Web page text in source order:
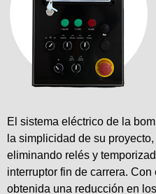
El sistema eléctrico de la
la simplicidad de su
eliminando relés y
interruptor fin de carrera.
obtenida una reducción en